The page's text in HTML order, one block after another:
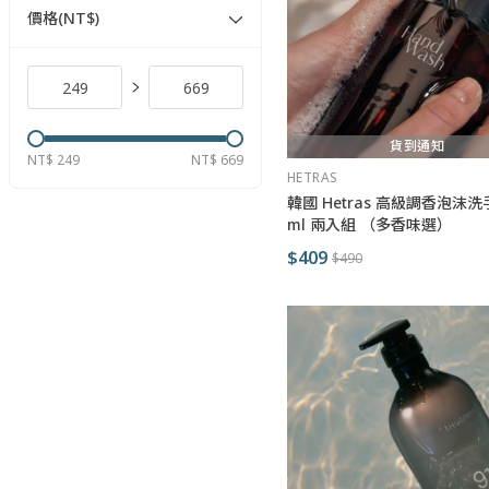
價格(NT$)
NT$ 249 NT$ 669
貨到通知
HETRAS
韓國 Hetras 高級調香泡沫洗
ml 兩入組 （多香味選）
$409 $490